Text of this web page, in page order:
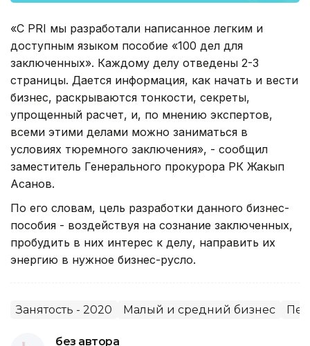
«С PRI мы разработали написанное легким и
доступным языком пособие «100 дел для
заключенных». Каждому делу отведены 2-3
страницы. Дается информация, как начать и вести
бизнес, раскрываются тонкости, секреты,
упрощенный расчет, и, по мнению экспертов,
всеми этими делами можно заниматься в
условиях тюремного заключения», - сообщил
заместитель Генерального прокурора РК Жакып
Асанов.
По его словам, цель разработки данного бизнес-
пособия - воздействуя на сознание заключенных,
пробудить в них интерес к делу, направить их
энергию в нужное бизнес-русло.
Занятость - 2020 Малый и средний бизнес
без автора